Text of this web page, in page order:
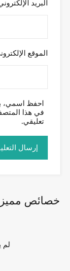
البريد
الموقع
احفظ اسمي،
في هذا
تعليقي.
خصائص
لم